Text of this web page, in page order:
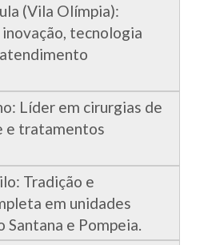
(Vila Olímpia):
tecnologia
Líder em cirurgias de
e tratamentos
Tradição e
em unidades
e Pompeia.